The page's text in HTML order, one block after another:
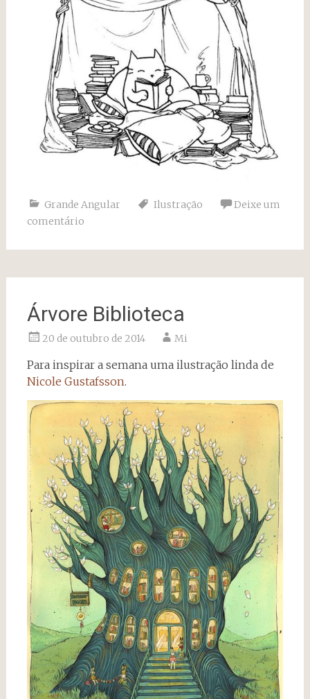
Grande Angular Ilustração
Deixe um
comentário
Árvore Biblioteca
20 de outubro de 2014 Mi
Para inspirar a semana uma ilustração linda de
Nicole Gustafsson.